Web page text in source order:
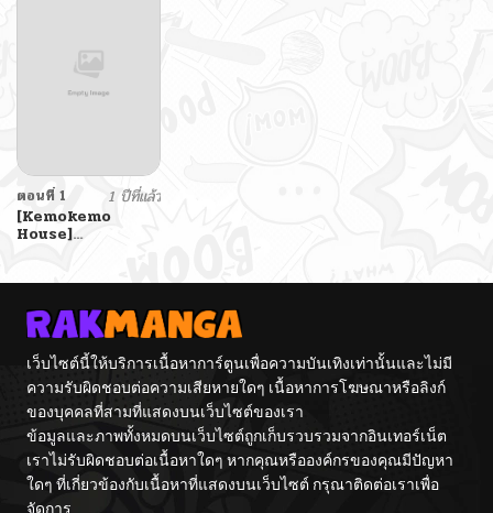
ตอนที่ 1
1 ปีที่แล้ว
[Kemokemo
House]
Anata no Yuki-
chan Dekiaiki
Busty Beasty
Maid
~Infatuation
Diary~
เว็บไซต์นี้ให้บริการเนื้อหาการ์ตูนเพื่อความบันเทิงเท่านั้นและไม่มี
ความรับผิดชอบต่อความเสียหายใดๆ เนื้อหาการโฆษณาหรือลิงก์
ของบุคคลที่สามที่แสดงบนเว็บไซต์ของเรา
ข้อมูลและภาพทั้งหมดบนเว็บไซต์ถูกเก็บรวบรวมจากอินเทอร์เน็ต
เราไม่รับผิดชอบต่อเนื้อหาใดๆ หากคุณหรือองค์กรของคุณมีปัญหา
ใดๆ ที่เกี่ยวข้องกับเนื้อหาที่แสดงบนเว็บไซต์ กรุณาติดต่อเราเพื่อ
จัดการ